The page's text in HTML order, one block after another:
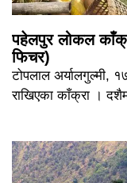
पहेलपुर लोकल
फिचर)
टोपलाल अर्यालगुल्मी,
राखिएका काँक्रा ।